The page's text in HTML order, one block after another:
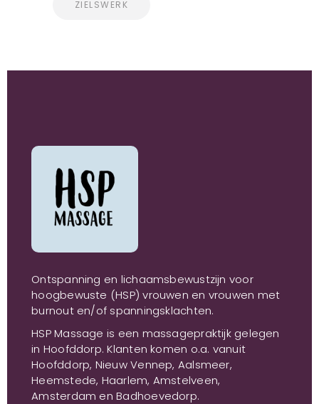
ZIELSWERK
Ontspanning en lichaamsbewustzijn voor
hoogbewuste (HSP) vrouwen en vrouwen met
burnout en/of spanningsklachten.
HSP Massage is een massagepraktijk gelegen
in Hoofddorp. Klanten komen o.a. vanuit
Hoofddorp, Nieuw Vennep, Aalsmeer,
Heemstede, Haarlem, Amstelveen,
Amsterdam en Badhoevedorp.